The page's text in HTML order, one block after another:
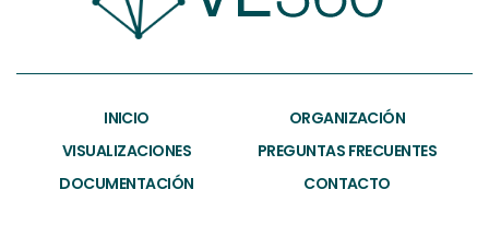
INICIO
ORGANIZACIÓN
VISUALIZACIONES
PREGUNTAS FRECUENTES
DOCUMENTACIÓN
CONTACTO